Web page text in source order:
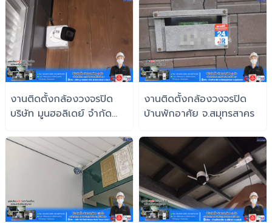
งานติดตั้งกล้องวงจรปิด
บริษัท มูนฮอลิเดย์ จำกัด
งานติดตั้งกล้องวงจรปิด
บ้านพักอาศัย จ.สมุทรสาคร